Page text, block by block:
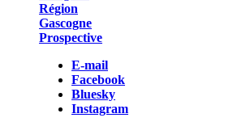
Région
Gascogne
Prospective
E-mail
Facebook
Bluesky
Instagram